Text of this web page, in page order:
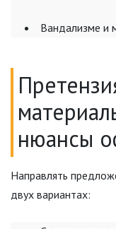
Вандализме и
нюансы
Направлять
двух вариантах: